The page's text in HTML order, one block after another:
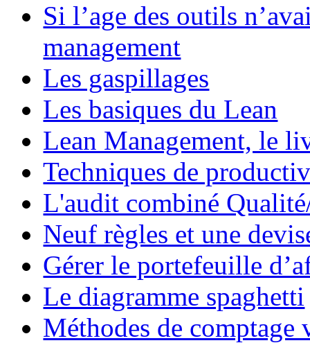
Si l’age des outils
management
Les gaspillages
Les basiques du Lean
Lean Management, le
Techniques de
L'audit combiné
Neuf règles et une
Gérer le portefeuille
Le diagramme spaghetti
Méthodes de comptage